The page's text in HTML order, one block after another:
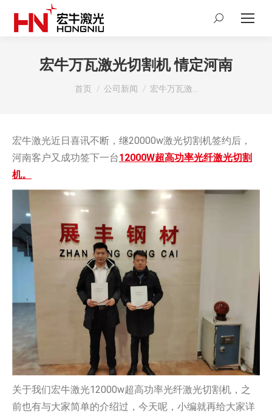
Search:
宏牛万瓦激光切割机 情定河南
您在这里：
首页 公司新闻 宏牛万瓦激…
宏牛激光近日喜讯不断，继20000w激光切割机签约后，
河南客户又成功签下一台12000W超高功率光纤激光切割
机。
关于我们宏牛激光12000w超高功率光纤激光切割机，之
前也有与大家简单的介绍过，今天呢，小编就再给大家详